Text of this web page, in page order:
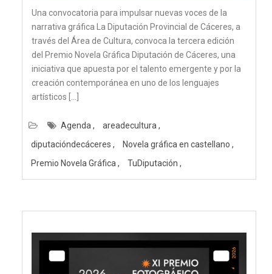
Una convocatoria para impulsar nuevas voces de la
narrativa gráfica La Diputación Provincial de Cáceres, a
través del Área de Cultura, convoca la tercera edición
del Premio Novela Gráfica Diputación de Cáceres, una
iniciativa que apuesta por el talento emergente y por la
creación contemporánea en uno de los lenguajes
artísticos […]
Agenda
areadecultura
diputacióndecáceres
Novela gráfica en castellano
Premio Novela Gráfica
TuDiputación